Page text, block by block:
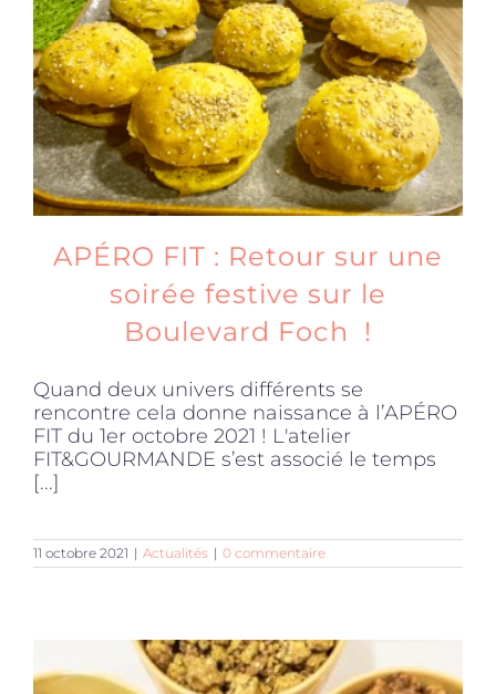
Produits sains
Click and collect
Traiteur
Offres
APÉRO FIT : Retour sur une
soirée festive sur le
Boulevard Foch !
Quand deux univers différents se
rencontre cela donne naissance à l’APÉRO
FIT du 1er octobre 2021 ! L'atelier
FIT&GOURMANDE s’est associé le temps
[...]
11 octobre 2021 | Actualités | 0 commentaire